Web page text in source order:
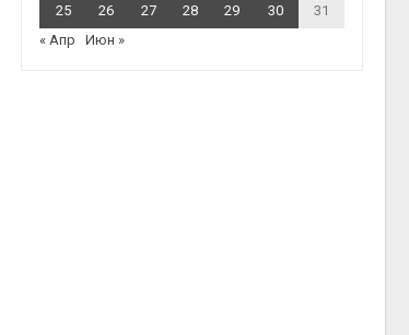
25 26 27 28 29 30
31
« Апр
Июн »